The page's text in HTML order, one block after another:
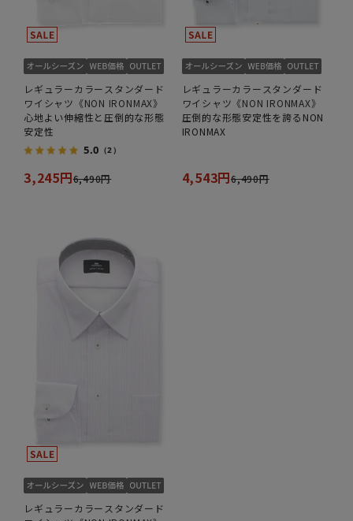
レギュラーカラースタンダード
ワイシャツ《NON IRONMAX》
心地よい伸縮性と圧倒的な形態
安定性
5.0 （2）
3,245円6,490円
レギュラーカラースタンダード
ワイシャツ《NON IRONMAX》
圧倒的な形態安定性を誇るNON
IRONMAX
4,543円6,490円
レギュラーカラースタンダード